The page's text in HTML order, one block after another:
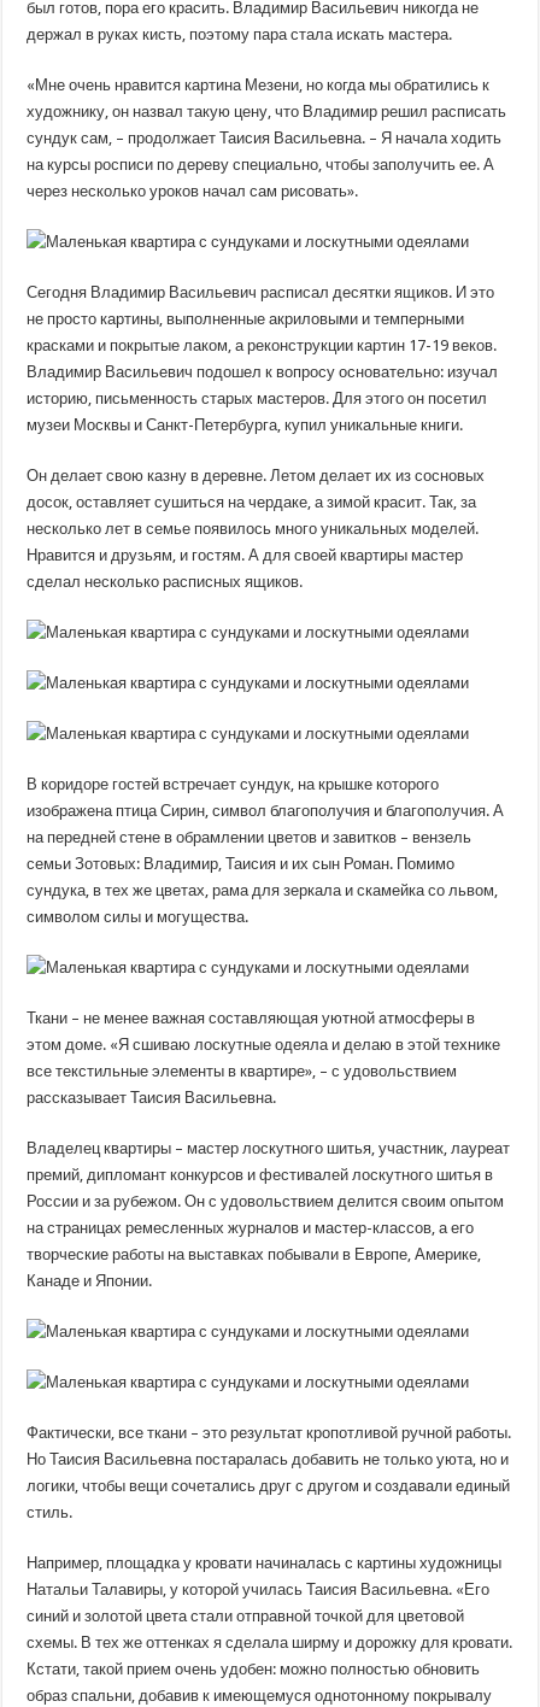
был готов, пора его красить. Владимир Васильевич никогда не
держал в руках кисть, поэтому пара стала искать мастера.
«Мне очень нравится картина Мезени, но когда мы обратились к
художнику, он назвал такую ​​цену, что Владимир решил расписать
сундук сам, – продолжает Таисия Васильевна. – Я начала ходить
на курсы росписи по дереву специально, чтобы заполучить ее. А
через несколько уроков начал сам рисовать».
Сегодня Владимир Васильевич расписал десятки ящиков. И это
не просто картины, выполненные акриловыми и темперными
красками и покрытые лаком, а реконструкции картин 17-19 веков.
Владимир Васильевич подошел к вопросу основательно: изучал
историю, письменность старых мастеров. Для этого он посетил
музеи Москвы и Санкт-Петербурга, купил уникальные книги.
Он делает свою казну в деревне. Летом делает их из сосновых
досок, оставляет сушиться на чердаке, а зимой красит. Так, за
несколько лет в семье появилось много уникальных моделей.
Нравится и друзьям, и гостям. А для своей квартиры мастер
сделал несколько расписных ящиков.
В коридоре гостей встречает сундук, на крышке которого
изображена птица Сирин, символ благополучия и благополучия. А
на передней стене в обрамлении цветов и завитков – вензель
семьи Зотовых: Владимир, Таисия и их сын Роман. Помимо
сундука, в тех же цветах, рама для зеркала и скамейка со львом,
символом силы и могущества.
Ткани – не менее важная составляющая уютной атмосферы в
этом доме. «Я сшиваю лоскутные одеяла и делаю в этой технике
все текстильные элементы в квартире», – с удовольствием
рассказывает Таисия Васильевна.
Владелец квартиры – мастер лоскутного шитья, участник, лауреат
премий, дипломант конкурсов и фестивалей лоскутного шитья в
России и за рубежом. Он с удовольствием делится своим опытом
на страницах ремесленных журналов и мастер-классов, а его
творческие работы на выставках побывали в Европе, Америке,
Канаде и Японии.
Фактически, все ткани – это результат кропотливой ручной работы.
Но Таисия Васильевна постаралась добавить не только уюта, но и
логики, чтобы вещи сочетались друг с другом и создавали единый
стиль.
Например, площадка у кровати начиналась с картины художницы
Натальи Талавиры, у которой училась Таисия Васильевна. «Его
синий и золотой цвета стали отправной точкой для цветовой
схемы. В тех же оттенках я сделала ширму и дорожку для кровати.
Кстати, такой прием очень удобен: можно полностью обновить
образ спальни, добавив к имеющемуся однотонному покрывалу